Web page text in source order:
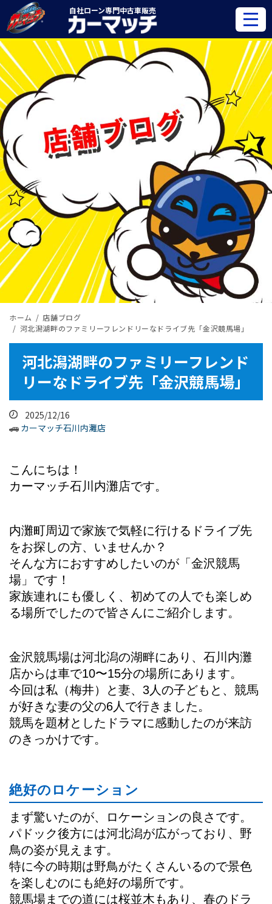
自社ローン専門中古車販売
ホーム
店舗ブログ
河北潟湖畔のファミリーフレンドリーなドライブ先「金沢競馬場」
河北潟湖畔のファミリーフレンド
リーなドライブ先「金沢競馬場」
2025/12/16
カーマッチ石川内灘店
こんにちは！
カーマッチ石川内灘店です。
内灘町周辺で家族で気軽に行けるドライブ先
をお探しの方、いませんか？
そんな方におすすめしたいのが「金沢競馬
場」です！
家族連れにも優しく、初めての人でも楽しめ
る場所でしたので皆さんにご紹介します。
金沢競馬場は河北潟の湖畔にあり、石川内灘
店からは車で10〜15分の場所にあります。
今回は私（梅井）と妻、3人の子どもと、競馬
が好きな妻の父の6人で行きました。
競馬を題材としたドラマに感動したのが来訪
のきっかけです。
絶好のロケーション
まず驚いたのが、ロケーションの良さです。
パドック後方には河北潟が広がっており、野
鳥の姿が見えます。
特に今の時期は野鳥がたくさんいるので景色
を楽しむのにも絶好の場所です。
競馬場までの道には桜並木もあり、春のドラ